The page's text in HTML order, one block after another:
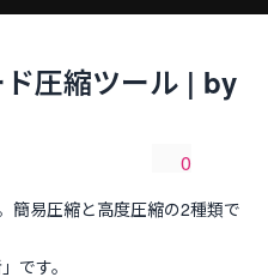
圧縮ツール | by
0
簡易圧縮と高度圧縮の2種類で
」です。